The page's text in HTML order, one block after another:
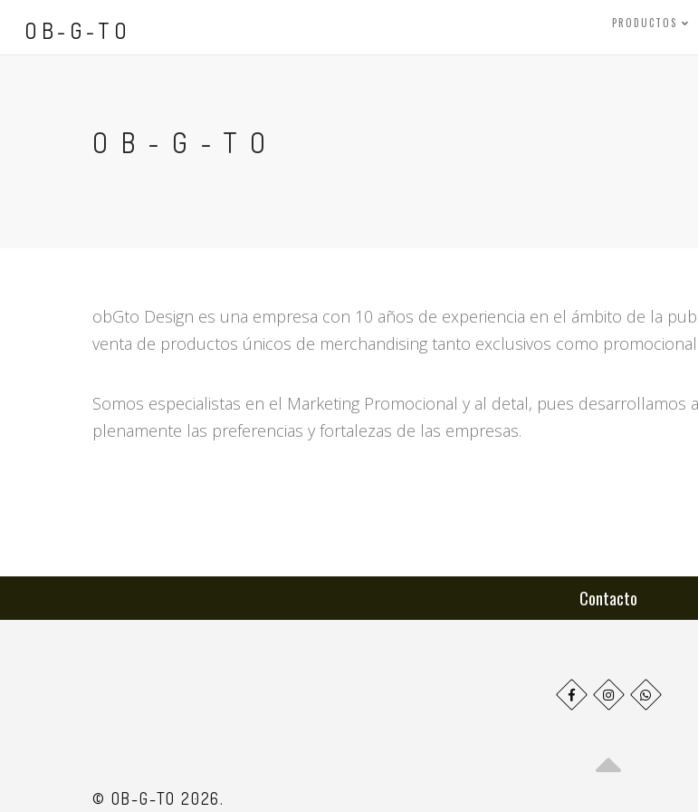
OB-G-TO PRODUCTOS
OB-G-TO
obGto Design es una empresa con 10 años de experiencia en el ámbito de la
venta de productos únicos de merchandising tanto exclusivos como
Somos especialistas en el Marketing Promocional y al detal, pues
plenamente las preferencias y fortalezas de las empresas.
Contacto
© OB-G-TO 2026.